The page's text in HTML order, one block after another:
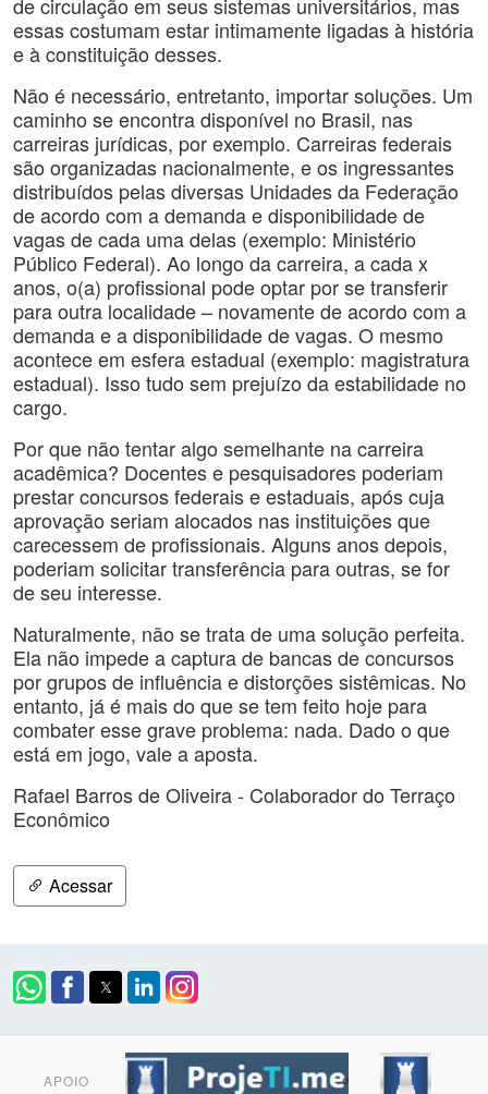
essas costumam estar intimamente ligadas à história
e à constituição desses.
Não é necessário, entretanto, importar soluções. Um
caminho se encontra disponível no Brasil, nas
carreiras jurídicas, por exemplo. Carreiras federais
são organizadas nacionalmente, e os ingressantes
distribuídos pelas diversas Unidades da Federação
de acordo com a demanda e disponibilidade de
vagas de cada uma delas (exemplo: Ministério
Público Federal). Ao longo da carreira, a cada x
anos, o(a) profissional pode optar por se transferir
para outra localidade – novamente de acordo com a
demanda e a disponibilidade de vagas. O mesmo
acontece em esfera estadual (exemplo: magistratura
estadual). Isso tudo sem prejuízo da estabilidade no
cargo.
Por que não tentar algo semelhante na carreira
acadêmica? Docentes e pesquisadores poderiam
prestar concursos federais e estaduais, após cuja
aprovação seriam alocados nas instituições que
carecessem de profissionais. Alguns anos depois,
poderiam solicitar transferência para outras, se for
de seu interesse.
Naturalmente, não se trata de uma solução perfeita.
Ela não impede a captura de bancas de concursos
por grupos de influência e distorções sistêmicas. No
entanto, já é mais do que se tem feito hoje para
combater esse grave problema: nada. Dado o que
está em jogo, vale a aposta.
Rafael Barros de Oliveira - Colaborador do Terraço
Econômico
Acessar
APOIO